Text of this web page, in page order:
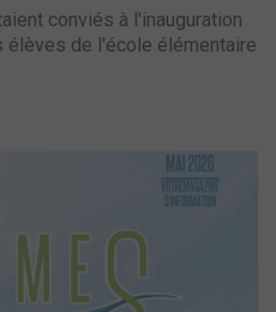
conviés à l'inauguration
de l'école élémentaire